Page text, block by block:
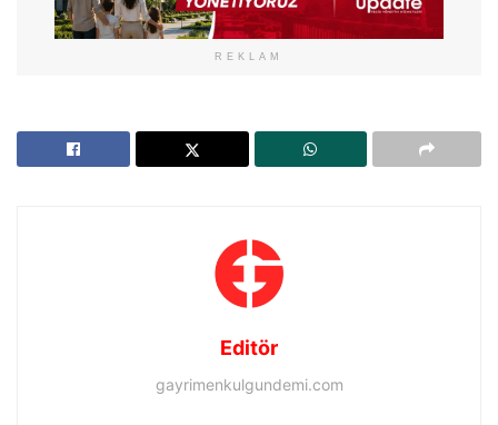
REKLAM
Editör
gayrimenkulgundemi.com